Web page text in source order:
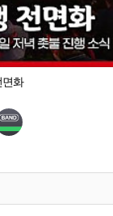
면화